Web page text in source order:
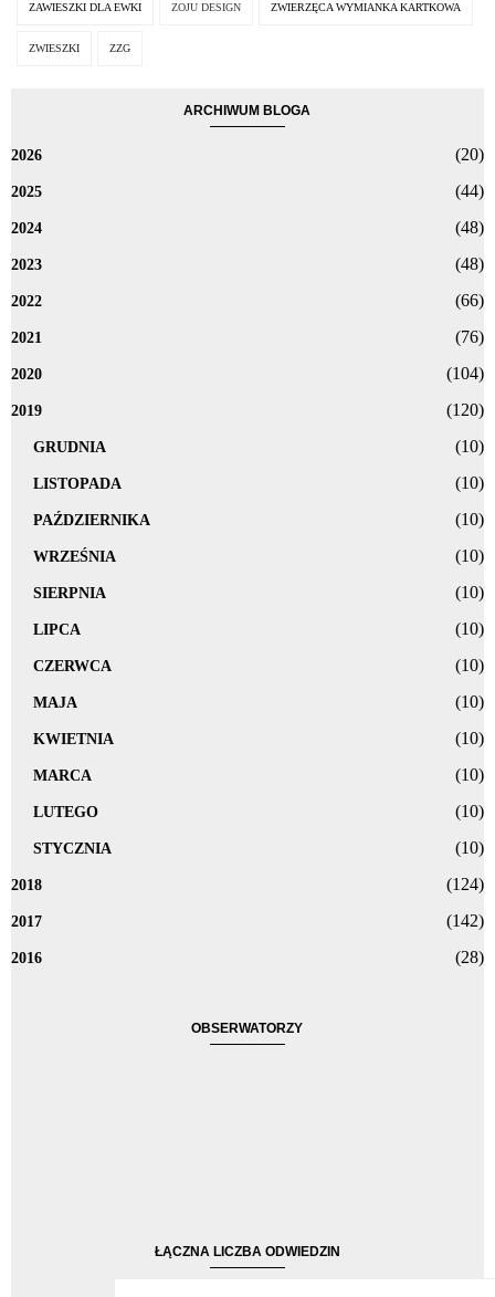
ZAWIESZKI DLA EWKI ZOJU DESIGN ZWIERZĘCA WYMIANKA KARTKOWA
ZWIESZKI ZZG
ARCHIWUM BLOGA
2026 (20)
2025 (44)
2024 (48)
2023 (48)
2022 (66)
2021 (76)
2020 (104)
2019 (120)
GRUDNIA (10)
LISTOPADA (10)
PAŹDZIERNIKA (10)
WRZEŚNIA (10)
SIERPNIA (10)
LIPCA (10)
CZERWCA (10)
MAJA (10)
KWIETNIA (10)
MARCA (10)
LUTEGO (10)
STYCZNIA (10)
2018 (124)
2017 (142)
2016 (28)
OBSERWATORZY
ŁĄCZNA LICZBA ODWIEDZIN